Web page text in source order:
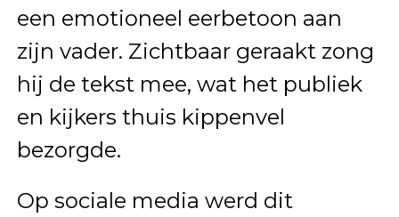
een emotioneel eerbetoon aan
zijn vader. Zichtbaar geraakt zong
hij de tekst mee, wat het publiek
en kijkers thuis kippenvel
bezorgde.
Op sociale media werd dit